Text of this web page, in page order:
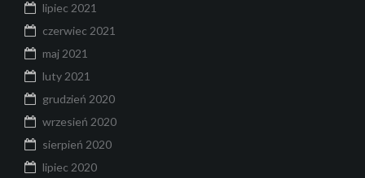
lipiec 2021
czerwiec 2021
maj 2021
luty 2021
grudzień 2020
wrzesień 2020
sierpień 2020
lipiec 2020